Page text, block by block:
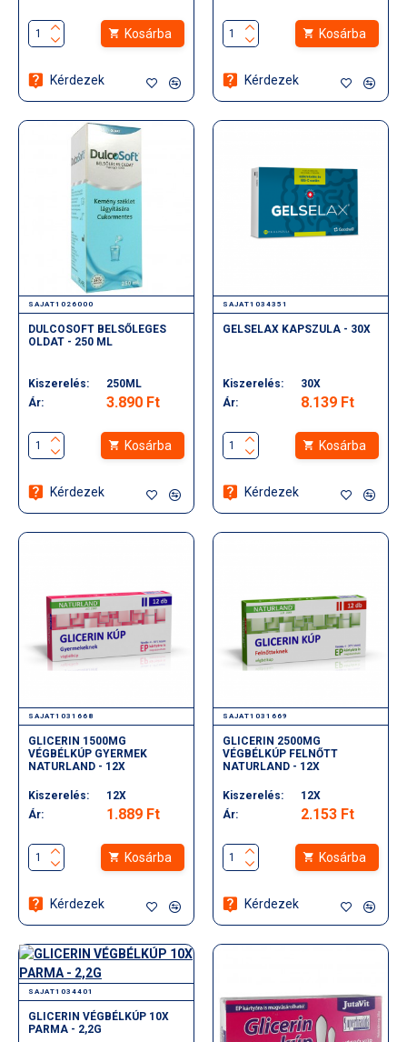
Kosárba
Kérdezek
Kosárba
Kérdezek
SAJAT1026000
DULCOSOFT BELSŐLEGES
OLDAT - 250 ML
Kiszerelés:
250ML
Ár:
3.890 Ft
Kosárba
Kérdezek
SAJAT1034351
GELSELAX KAPSZULA - 30X
Kiszerelés:
30X
Ár:
8.139 Ft
Kosárba
Kérdezek
SAJAT1031668
GLICERIN 1500MG
VÉGBÉLKÚP GYERMEK
NATURLAND - 12X
Kiszerelés:
12X
Ár:
1.889 Ft
Kosárba
Kérdezek
SAJAT1031669
GLICERIN 2500MG
VÉGBÉLKÚP FELNŐTT
NATURLAND - 12X
Kiszerelés:
12X
Ár:
2.153 Ft
Kosárba
Kérdezek
SAJAT1034401
GLICERIN VÉGBÉLKÚP 10X
PARMA - 2,2G